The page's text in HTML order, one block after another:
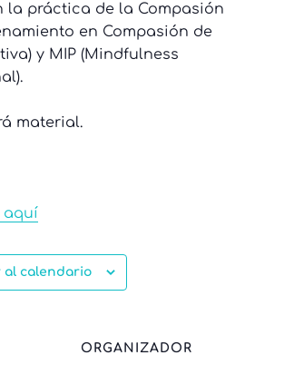
la práctica de la Compasión
en Compasión de
y MIP (Mindfulness
material.
aquí
al calendario
ORGANIZADOR